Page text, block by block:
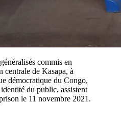
commis en
centrale de Kasapa, à
démocratique du Congo,
du public, assistent
le 11 novembre 2021.